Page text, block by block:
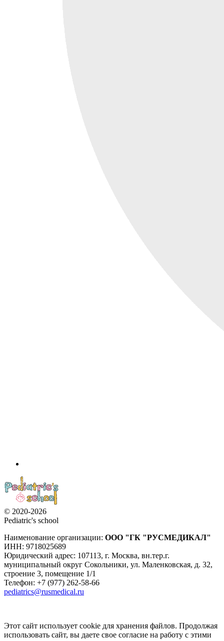
© 2020-2026
Pediatric's school
Наименование организации: ООО "ГК "РУСМЕДИКАЛ"
ИНН: 9718025689
Юридический адрес: 107113, г. Москва, вн.тер.г.
муниципальный округ Сокольники, ул. Маленковская, д. 32,
строение 3, помещение 1/1
Телефон: +7 (977) 262-58-66
pediatrics@rusmedical.ru
Этот сайт использует cookie для хранения файлов. Продолжая
использовать сайт, вы даете свое согласие на работу с этими